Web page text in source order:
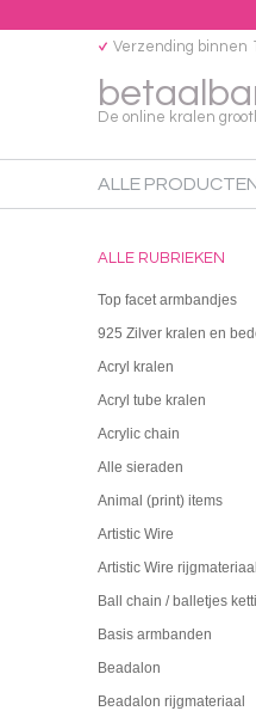
De online kralen
Verzending binnen
ALLE
ALLE RUBRIEKEN
Top facet armbandjes
925 Zilver kralen en
Acryl kralen
Acryl tube kralen
Acrylic chain
Alle sieraden
Animal (print) items
Artistic Wire
Artistic Wire rijgmateriaal
Ball chain / balletjes
Basis armbanden
Beadalon
Beadalon rijgmateriaal